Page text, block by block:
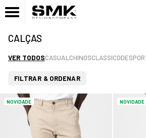
CALÇAS
VER TODOSCASUAL CHINOSCLASSICO
FILTRAR & ORDENAR
NOVIDADE NOVIDADE